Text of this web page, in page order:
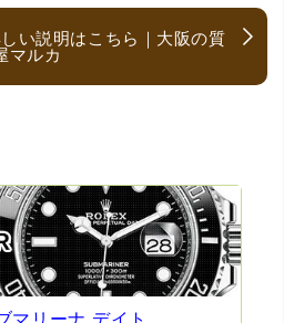
石に詳しく、また中古市場の仕
かったです。鑑別も素早く驚き
します。(楽器等、様々なジャン
尽きます)
い説明はこちら｜大阪の質
マルカ
マリーナ デイト